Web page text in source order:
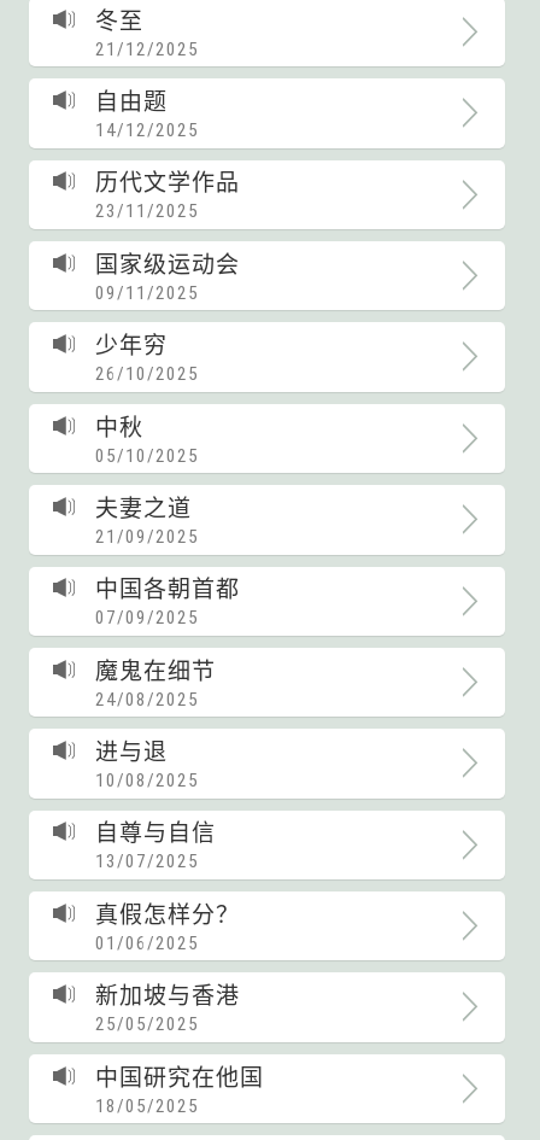
冬至
21/12/2025
自由题
14/12/2025
历代文学作品
23/11/2025
国家级运动会
09/11/2025
少年穷
26/10/2025
中秋
05/10/2025
夫妻之道
21/09/2025
中国各朝首都
07/09/2025
魔鬼在细节
24/08/2025
进与退
10/08/2025
自尊与自信
13/07/2025
真假怎样分？
01/06/2025
新加坡与香港
25/05/2025
中国研究在他国
18/05/2025